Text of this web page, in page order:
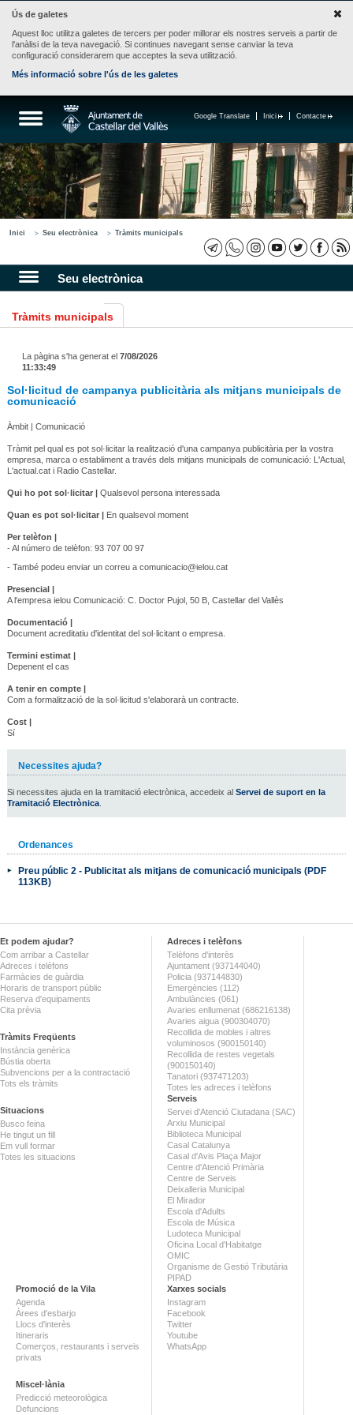
Ús de galetes
Aquest lloc utilitza galetes de tercers per poder millorar els nostres serveis a partir de
l'anàlisi de la teva navegació. Si continues navegant sense canviar la teva
configuració considerarem que acceptes la seva utilització.
Més informació sobre l'ús de les galetes
Contacte
Inici
Google Translate
Inici Seu electrònica Tràmits municipals
Seu electrònica
Tràmits municipals
La pàgina s'ha generat el 7/08/2026
11:33:49
Sol·licitud de campanya publicitària als mitjans municipals de
comunicació
Àmbit | Comunicació
Tràmit pel qual es pot sol·licitar la realització d'una campanya publicitària per la vostra
empresa, marca o establiment a través dels mitjans municipals de comunicació: L'Actual,
L'actual.cat i Radio Castellar.
Qui ho pot sol·licitar | Qualsevol persona interessada
Quan es pot sol·licitar | En qualsevol moment
Per telèfon |
- Al número de telèfon: 93 707 00 97
- També podeu enviar un correu a comunicacio@ielou.cat
Presencial |
A l'empresa ielou Comunicació: C. Doctor Pujol, 50 B, Castellar del Vallès
Documentació |
Document acreditatiu d'identitat del sol·licitant o empresa.
Termini estimat |
Depenent el cas
A tenir en compte |
Com a formalització de la sol·licitud s'elaborarà un contracte.
Cost |
Sí
Necessites ajuda?
Si necessites ajuda en la tramitació electrònica, accedeix al Servei de suport en la
Tramitació Electrònica.
Ordenances
Preu públic 2 - Publicitat als mitjans de comunicació municipals (PDF
113KB)
Et podem ajudar?
Com arribar a Castellar
Adreces i telèfons
Farmàcies de guàrdia
Horaris de transport públic
Reserva d'equipaments
Cita prèvia
Tràmits Freqüents
Instància genèrica
Bústia oberta
Subvencions per a la contractació
Tots els tràmits
Situacions
Busco feina
He tingut un fill
Em vull formar
Totes les situacions
Adreces i telèfons
Telèfons d'interès
Ajuntament (937144040)
Policia (937144830)
Emergències (112)
Ambulàncies (061)
Avaries enllumenat (686216138)
Avaries aigua (900304070)
Recollida de mobles i altres
voluminosos (900150140)
Recollida de restes vegetals
(900150140)
Tanatori (937471203)
Totes les adreces i telèfons
Serveis
Servei d'Atenció Ciutadana (SAC)
Arxiu Municipal
Biblioteca Municipal
Casal Catalunya
Casal d'Avis Plaça Major
Centre d'Atenció Primària
Centre de Serveis
Deixalleria Municipal
El Mirador
Escola d'Adults
Escola de Música
Ludoteca Municipal
Oficina Local d'Habitatge
OMIC
Organisme de Gestió Tributària
PIPAD
Promoció de la Vila
Agenda
Àrees d'esbarjo
Llocs d'interès
Itineraris
Comerços, restaurants i serveis
privats
Miscel·lània
Predicció meteorològica
Defuncions
Xarxes socials
Instagram
Facebook
Twitter
Youtube
WhatsApp